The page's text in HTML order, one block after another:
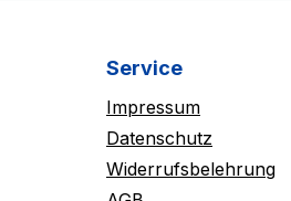
Service
Impressum
Datenschutz
Widerrufsbelehrung